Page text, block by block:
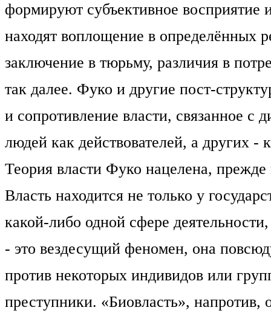
формируют субъективное восприятие
находят воплощение в определённых
заключение в тюрьму, различия в
так далее. Фуко и другие пост-
и сопротивление власти, связанное с
людей как действователей, а других -
Теория власти Фуко нацелена,
Власть находится не только у
какой-либо одной сфере
- это вездесущий феномен, она
против некоторых индивидов или
преступники. «Биовласть», напротив,